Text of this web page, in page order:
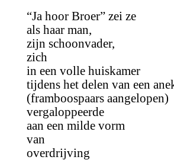
“Ja hoor Broer” zei ze
als haar man,
zijn schoonvader,
zich
in een volle huiskamer
tijdens het delen van een
(framboospaars aangelopen)
vergaloppeerde
aan een milde vorm
van
overdrijving